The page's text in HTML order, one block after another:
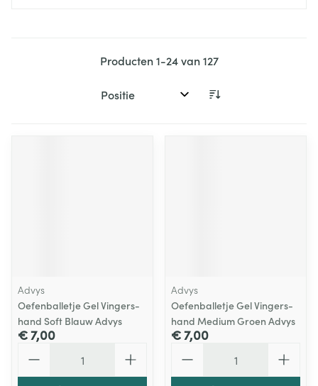
Producten1-24van127
Sorteer op:
Advys
Oefenballetje Gel Vingers-
hand Soft Blauw Advys
€ 7,00
Advys
Oefenballetje Gel Vingers-
hand Medium Groen Advys
€ 7,00